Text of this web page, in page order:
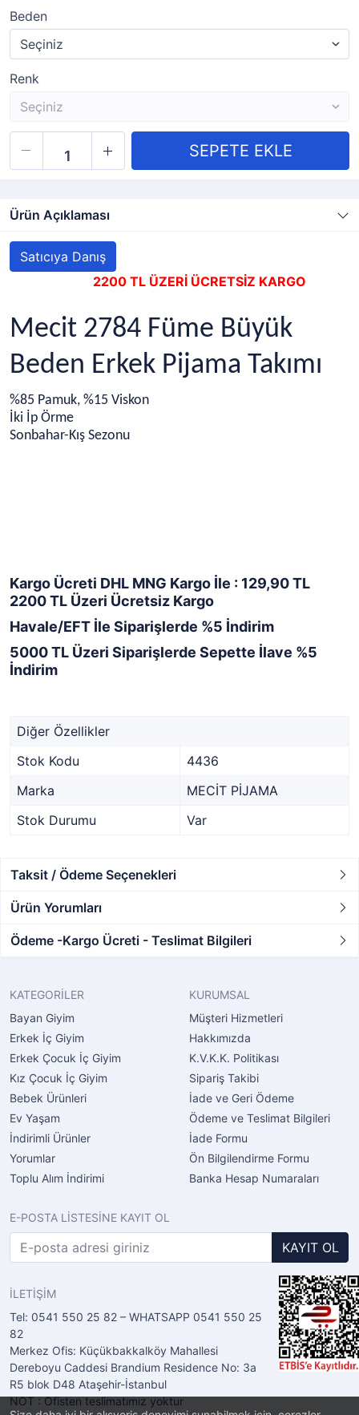
Beden
Renk
Ürün Açıklaması
Satıcıya Danış
2200 TL ÜZERİ ÜCRETSİZ KARGO
Mecit 2784 Füme Büyük
Beden Erkek Pijama Takımı
%85 Pamuk, %15 Viskon
İki İp Örme
Sonbahar-Kış Sezonu
Kargo Ücreti DHL MNG Kargo İle : 129,90 TL
2200 TL Üzeri Ücretsiz Kargo
Havale/EFT İle Siparişlerde %5 İndirim
5000 TL Üzeri Siparişlerde Sepette İlave %5
İndirim
Diğer Özellikler
Stok Kodu
4436
Marka
MECİT PİJAMA
Stok Durumu
Var
Taksit / Ödeme Seçenekleri
Ürün Yorumları
Ödeme -Kargo Ücreti - Teslimat Bilgileri
KATEGORİLER
Bayan Giyim
Erkek İç Giyim
Erkek Çocuk İç Giyim
Kız Çocuk İç Giyim
Bebek Ürünleri
Ev Yaşam
İndirimli Ürünler
Yorumlar
Toplu Alım İndirimi
KURUMSAL
Müşteri Hizmetleri
Hakkımızda
K.V.K.K. Politikası
Sipariş Takibi
İade ve Geri Ödeme
Ödeme ve Teslimat Bilgileri
İade Formu
Ön Bilgilendirme Formu
Banka Hesap Numaraları
E-POSTA LİSTESİNE KAYIT OL
KAYIT OL
İLETİŞİM
Tel: 0541 550 25 82 – WHATSAPP 0541 550 25
82
Merkez Ofis: Küçükbakkalköy Mahallesi
Dereboyu Caddesi Brandium Residence No: 3a
R5 blok D48 Ataşehir-İstanbul
NOT : Ofisten teslimatımız yoktur